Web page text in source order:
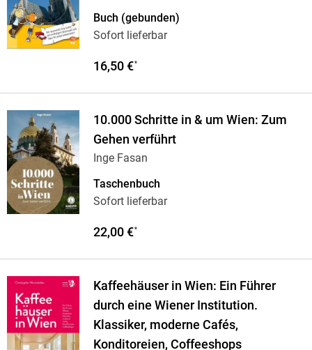
Buch (gebunden)
Sofort lieferbar
16,50 €*
10.000 Schritte in & um Wien: Zum
Gehen verführt
Inge Fasan
Taschenbuch
Sofort lieferbar
22,00 €*
Kaffeehäuser in Wien: Ein Führer
durch eine Wiener Institution.
Klassiker, moderne Cafés,
Konditoreien, Coffeeshops